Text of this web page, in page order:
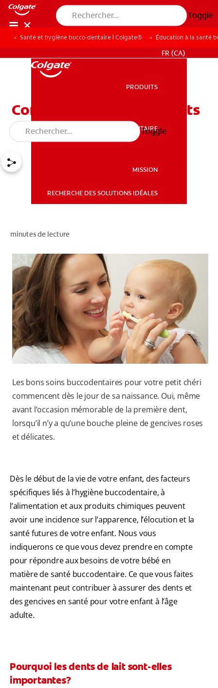
Toggle
SANTÉ BUCCO-DENTAIRE
POUR LES PROFESSIONNELS
FR (CA)
FR (CA)
PRODUITS
SANTÉ BUCCO-DENTAIRE
MISSION
RECHERCHE DES SOLUTIONS IDÉALES
Toggle
Santé et hygiène bucco-dentaire | Colgate® Éducation à la santé
Comment soigner les dents
de mon bébé?
minutes de lecture
Les bons soins buccodentaires pour votre petit chéri
commencent dès le jour de sa naissance. Oui, même
avant l’occasion mémorable de la première dent,
lorsqu’il n’y a qu’une bouche pleine de gencives roses
et délicates.
Dès le début de la vie de votre enfant, des facteurs
spécifiques liés à l’hygiène buccodentaire, à
l’alimentation et aux produits chimiques peuvent
avoir une incidence sur l’apparence, l’élocution et la
santé futures de votre enfant. Nous vous
indiquerons ce que vous devez prendre en compte
pour répondre aux besoins de votre bébé en
matière de santé buccodentaire. Ce que vous faites
maintenant peut contribuer à assurer des dents et
des gencives en santé pour votre enfant à l’âge
adulte.
Pourquoi les dents de lait sont-elles
importantes?